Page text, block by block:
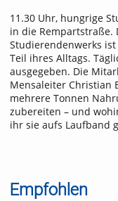
11.30 Uhr, hungrige
in die Rempartstraße.
Studierendenwerks
Teil ihres Alltags.
ausgegeben. Die
Mensaleiter Christian
mehrere Tonnen
zubereiten – und
ihr sie aufs Laufband
Empfohlen